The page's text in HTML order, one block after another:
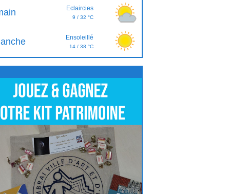
Eclaircies
9 / 32 °C
Ensoleillé
14 / 38 °C